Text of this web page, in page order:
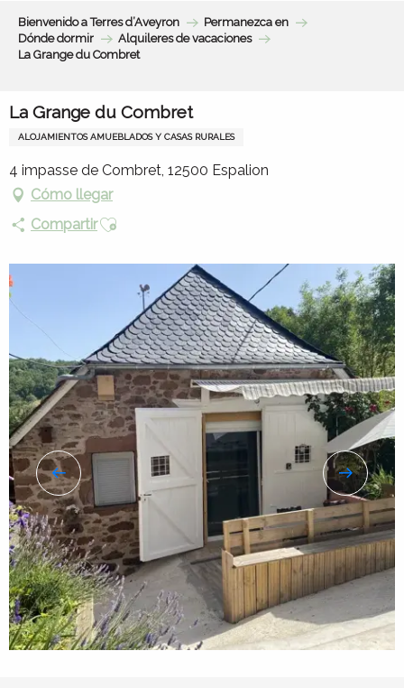
contenu
Bienvenido a Terres d’Aveyron
Permanezca en
Dónde dormir
Alquileres de vacaciones
La Grange du Combret
La Grange du Combret
ALOJAMIENTOS AMUEBLADOS Y CASAS RURALES
4 impasse de Combret, 12500 Espalion
Cómo llegar
CompartirAjouter aux favoris